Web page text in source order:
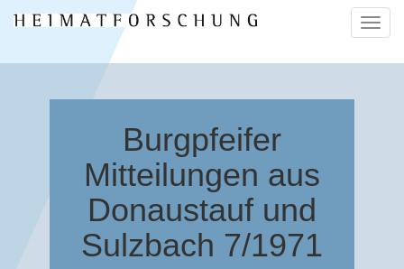
ein-/
Burgpfeifer
Mitteilungen aus
Donaustauf und
Sulzbach 7/1971